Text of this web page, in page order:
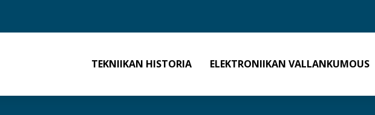
TEKNIIKAN HISTORIA ELEKTRONIIKAN VALLANKUMOUS